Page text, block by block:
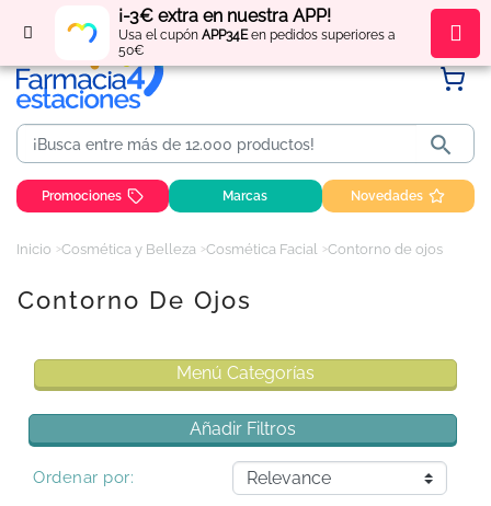
¡-3€ extra en nuestra APP!
Usa el cupón APP34Een pedidos superiores a
50€
Regístratey obténpuntos por tus compras

Promociones Marcas Novedades
Inicio Cosmética y Belleza Cosmética Facial Contorno de ojos
Contorno De Ojos
Menú Categorías
Añadir Filtros
Ordenar por: